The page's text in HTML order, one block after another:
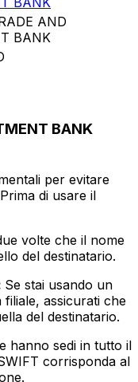
AND
BANK
BANK
per evitare
di usare il
volte che il nome
del destinatario.
Se stai usando un
assicurati che
del destinatario.
hanno sedi in tutto il
corrisponda al